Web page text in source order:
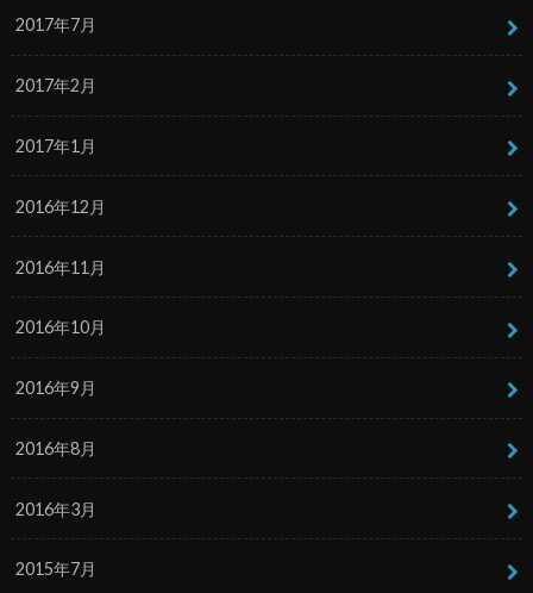
2017年7月
2017年2月
2017年1月
2016年12月
2016年11月
2016年10月
2016年9月
2016年8月
2016年3月
2015年7月